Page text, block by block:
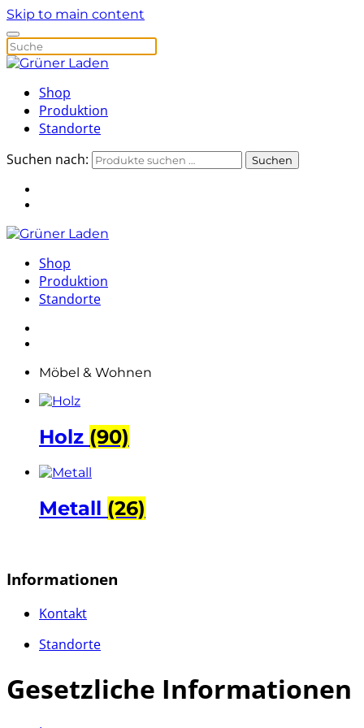
Skip to main content
Shop
Produktion
Standorte
Suchen nach:
Suchen
Shop
Produktion
Standorte
Möbel & Wohnen
Holz (90)
Metall (26)
Informationen
Kontakt
Standorte
Gesetzliche Informationen